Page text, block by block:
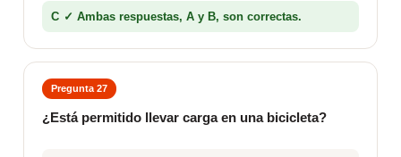
C ✓ Ambas respuestas, A y B, son correctas.
Pregunta 27
¿Está permitido llevar carga en una bicicleta?